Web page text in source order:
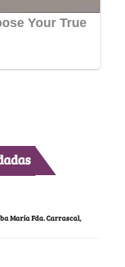
María Fda. Carrascal,